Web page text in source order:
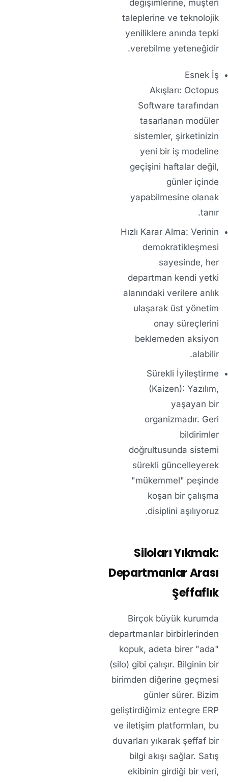
değişimlerine, müşteri
taleplerine ve teknolojik
yeniliklere anında tepki
verebilme yeteneğidir.
Esnek İş
Akışları: Octopus
Software tarafından
tasarlanan modüler
sistemler, şirketinizin
yeni bir iş modeline
geçişini haftalar değil,
günler içinde
yapabilmesine olanak
tanır.
Hızlı Karar Alma: Verinin
demokratikleşmesi
sayesinde, her
departman kendi yetki
alanındaki verilere anlık
ulaşarak üst yönetim
onay süreçlerini
beklemeden aksiyon
alabilir.
Sürekli İyileştirme
(Kaizen): Yazılım,
yaşayan bir
organizmadır. Geri
bildirimler
doğrultusunda sistemi
sürekli güncelleyerek
"mükemmel" peşinde
koşan bir çalışma
disiplini aşılıyoruz.
Siloları Yıkmak:
Departmanlar Arası
Şeffaflık
Birçok büyük kurumda
departmanlar birbirlerinden
kopuk, adeta birer "ada"
(silo) gibi çalışır. Bilginin bir
birimden diğerine geçmesi
günler sürer. Bizim
geliştirdiğimiz entegre ERP
ve iletişim platformları, bu
duvarları yıkarak şeffaf bir
bilgi akışı sağlar. Satış
ekibinin girdiği bir veri,